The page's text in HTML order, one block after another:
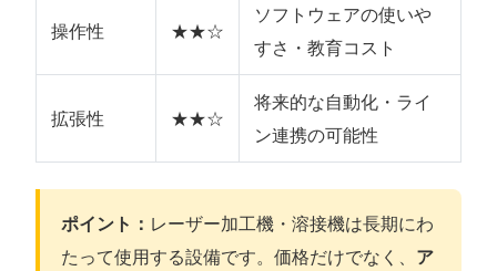
操作性 ★★☆
ソフトウェアの使いや
すさ・教育コスト
拡張性 ★★☆
将来的な自動化・ライ
ン連携の可能性
ポイント： レーザー加工機・溶接機は長期にわ
たって使用する設備です。価格だけでなく、 ア